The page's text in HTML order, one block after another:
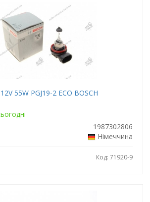
55W PGJ19-2 ECO BOSCH
1987302806
Німеччина
Код: 71920-9